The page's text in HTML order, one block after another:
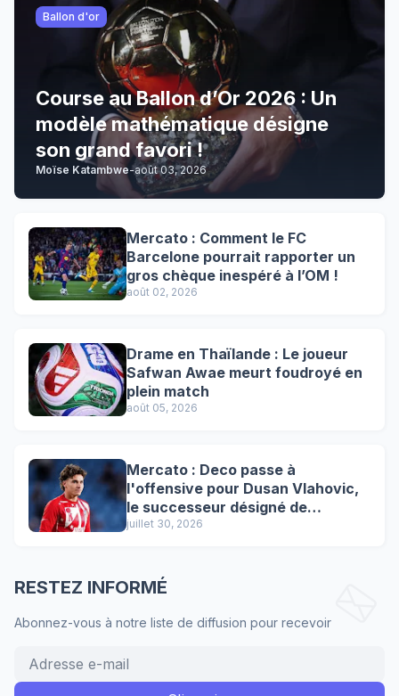
Ballon d'or
Course au Ballon d’Or 2026 : Un
modèle mathématique désigne
son grand favori !
Moïse Katambwe-août 03, 2026
Mercato : Comment le FC
Barcelone pourrait rapporter un
gros chèque inespéré à l’OM !
août 02, 2026
Drame en Thaïlande : Le joueur
Safwan Awae meurt foudroyé en
plein match
août 05, 2026
Mercato : Deco passe à
l'offensive pour Dusan Vlahovic,
le successeur désigné de
Lewandowski !
juillet 30, 2026
RESTEZ INFORMÉ
Abonnez-vous à notre liste de diffusion pour recevoir